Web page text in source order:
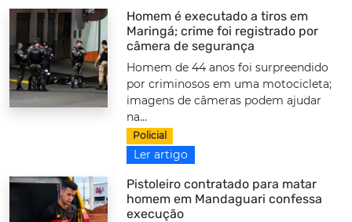
Homem é executado a tiros em
Maringá; crime foi registrado por
câmera de segurança
Homem de 44 anos foi surpreendido
por criminosos em uma motocicleta;
imagens de câmeras podem ajudar
na...
Policial
Ler artigo
Pistoleiro contratado para matar
homem em Mandaguari confessa
execução